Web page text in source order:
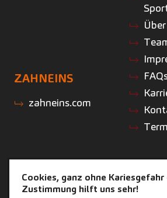
ZAHNEINS
zahneins.com
Cookies, ganz ohne Kariesgefahr
Zustimmung hilft uns sehr!